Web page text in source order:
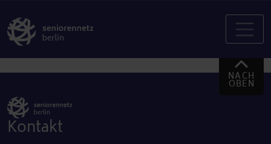
NACH
OBEN
Kontakt